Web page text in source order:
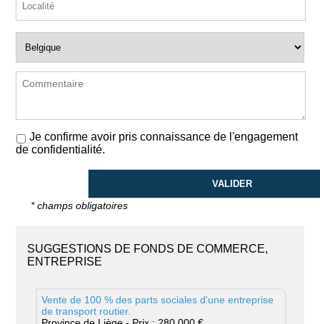
Je confirme avoir pris connaissance de l'engagement
de confidentialité.
* champs obligatoires
SUGGESTIONS DE FONDS DE COMMERCE,
ENTREPRISE
Vente de 100 % des parts sociales d'une entreprise
de transport routier.